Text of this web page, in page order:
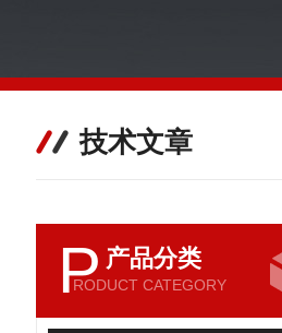
技术文章
P 产品分类
RODUCT CATEGORY